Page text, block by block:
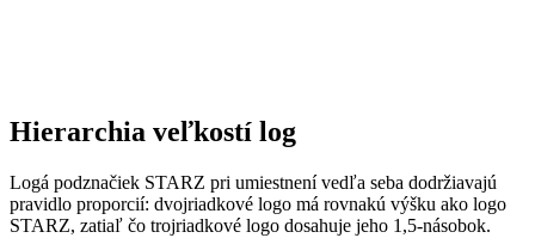
Hierarchia veľkostí log
Logá podznačiek STARZ pri umiestnení vedľa seba dodržiavajú
pravidlo proporcií: dvojriadkové logo má rovnakú výšku ako logo
STARZ, zatiaľ čo trojriadkové logo dosahuje jeho 1,5-násobok.